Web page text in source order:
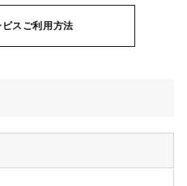
￥34,000
(￥37,400)
(￥57,200)
スご利用方法